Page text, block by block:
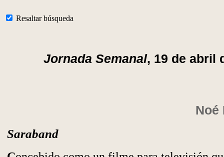
Resaltar búsqueda
Jornada Semanal, 19 de abril
Noé
Saraband